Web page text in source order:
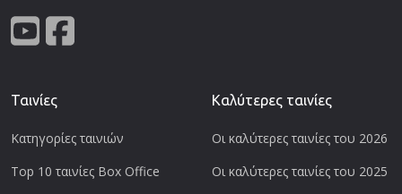
Ταινίες
Κατηγορίες ταινιών
Top 10 ταινίες Box Office
Καλύτερες ταινίες
Οι καλύτερες ταινίες του 2026
Οι καλύτερες ταινίες του 2025